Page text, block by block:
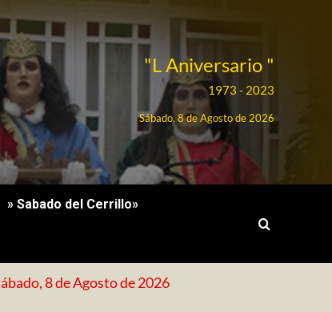
"L Aniversario "
1973 - 2023
Sábado, 8 de Agosto de 2026
» Sabado del Cerrillo»
8 de Agosto de 2026